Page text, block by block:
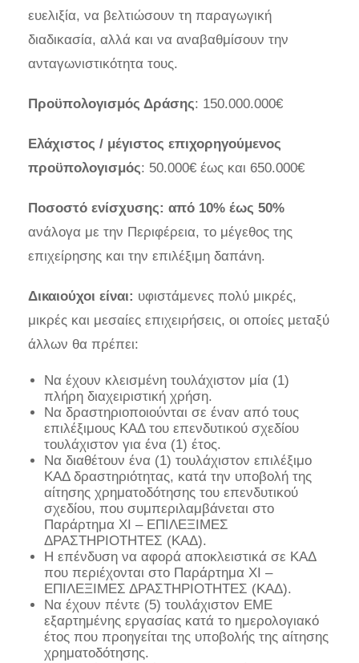
ευελιξία, να βελτιώσουν τη παραγωγική
διαδικασία, αλλά και να αναβαθμίσουν την
ανταγωνιστικότητα τους.
Προϋπολογισμός Δράσης: 150.000.000€
Ελάχιστος / μέγιστος επιχορηγούμενος
προϋπολογισμός: 50.000€ έως και 650.000€
Ποσοστό ενίσχυσης: από 10% έως 50%
ανάλογα με την Περιφέρεια, το μέγεθος της
επιχείρησης και την επιλέξιμη δαπάνη.
Δικαιούχοι είναι: υφιστάμενες πολύ μικρές,
μικρές και μεσαίες επιχειρήσεις, οι οποίες μεταξύ
άλλων θα πρέπει:
Να έχουν κλεισμένη τουλάχιστον μία (1)
πλήρη διαχειριστική χρήση.
Να δραστηριοποιούνται σε έναν από τους
επιλέξιμους ΚΑΔ του επενδυτικού σχεδίου
τουλάχιστον για ένα (1) έτος.
Να διαθέτουν ένα (1) τουλάχιστον επιλέξιμο
ΚΑΔ δραστηριότητας, κατά την υποβολή της
αίτησης χρηματοδότησης του επενδυτικού
σχεδίου, που συμπεριλαμβάνεται στο
Παράρτημα XI – EΠΙΛΕΞΙΜΕΣ
ΔΡΑΣΤΗΡΙΟΤΗΤΕΣ (ΚΑΔ).
Η επένδυση να αφορά αποκλειστικά σε ΚΑΔ
που περιέχονται στο Παράρτημα XI –
EΠΙΛΕΞΙΜΕΣ ΔΡΑΣΤΗΡΙΟΤΗΤΕΣ (ΚΑΔ).
Να έχουν πέντε (5) τουλάχιστον ΕΜΕ
εξαρτημένης εργασίας κατά το ημερολογιακό
έτος που προηγείται της υποβολής της αίτησης
χρηματοδότησης.